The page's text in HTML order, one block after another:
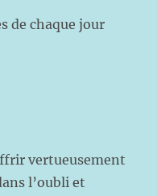
de chaque jour
vertueusement
l’oubli et